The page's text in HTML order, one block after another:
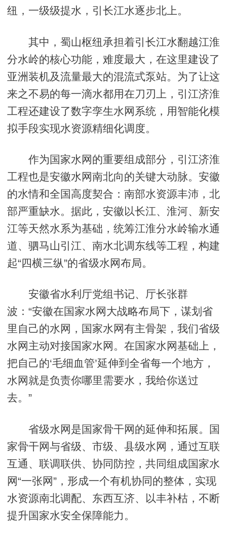
纽，一级级提水，引长江水逐步北上。
其中，蜀山枢纽承担着引长江水翻越江淮
分水岭的核心功能，难度最大，在这里建设了
亚洲装机及流量最大的混流式泵站。为了让这
来之不易的每一滴水都用在刀刃上，引江济淮
工程还建设了数字孪生水网系统，用智能化模
拟手段实现水资源精细化调度。
作为国家水网的重要组成部分，引江济淮
工程也是安徽水网南北向的关键大动脉。安徽
的水情和全国高度契合：南部水资源丰沛，北
部严重缺水。据此，安徽以长江、淮河、新安
江等天然水系为基础，统筹江淮分水岭输水通
道、驷马山引江、南水北调东线等工程，构建
起“四横三纵”的省级水网布局。
安徽省水利厅党组书记、厅长张群
波：“安徽在国家水网大战略布局下，谋划省
里自己的水网，国家水网有主骨架，我们省级
水网主动对接国家水网。在国家水网基础上，
把自己的‘毛细血管’延伸到全省每一个地方，
水网就是负责你哪里需要水，我给你送过
去。”
省级水网是国家骨干网的延伸和拓展。国
家骨干网与省级、市级、县级水网，通过互联
互通、联调联供、协同防控，共同组成国家水
网“一张网”，形成一个有机协同的整体，实现
水资源南北调配、东西互济、以丰补枯，不断
提升国家水安全保障能力。